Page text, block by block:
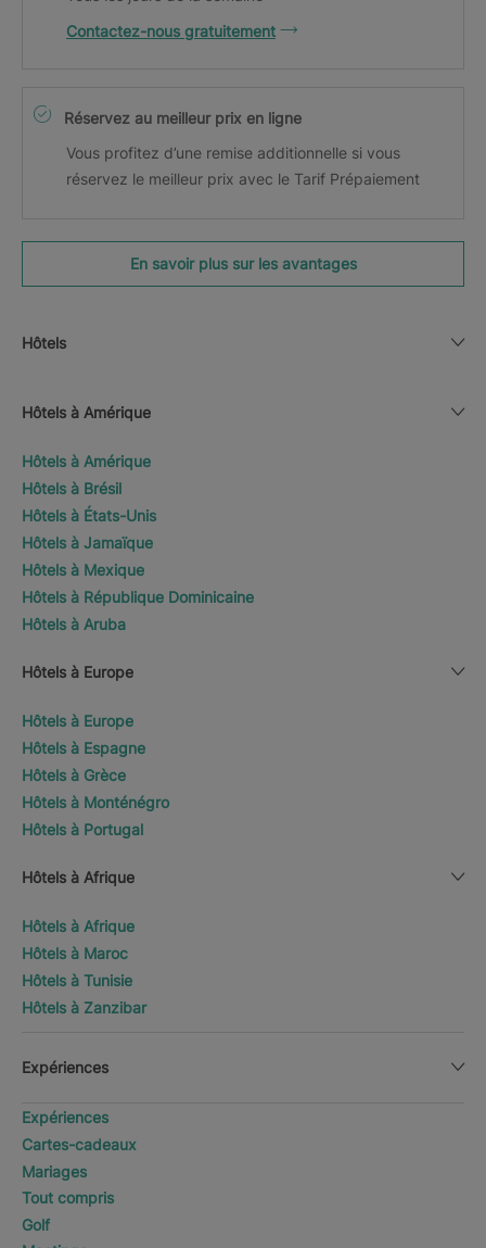
Contactez-nous gratuitement
Réservez au meilleur prix en ligne
Vous profitez d’une remise additionnelle si vous
réservez le meilleur prix avec le Tarif Prépaiement
En savoir plus sur les avantages
Hôtels
Hôtels à Amérique
Hôtels à Amérique
Hôtels à Brésil
Hôtels à États-Unis
Hôtels à Jamaïque
Hôtels à Mexique
Hôtels à République Dominicaine
Hôtels à Aruba
Hôtels à Europe
Hôtels à Europe
Hôtels à Espagne
Hôtels à Grèce
Hôtels à Monténégro
Hôtels à Portugal
Hôtels à Afrique
Hôtels à Afrique
Hôtels à Maroc
Hôtels à Tunisie
Hôtels à Zanzibar
Expériences
Expériences
Cartes-cadeaux
Mariages
Tout compris
Golf